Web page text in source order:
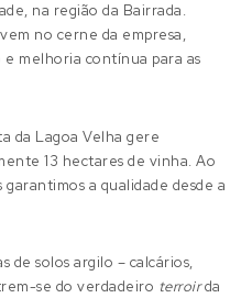
na região da Bairrada.
no cerne da empresa,
melhoria contínua para as
da Lagoa Velha gere
13 hectares de vinha. Ao
a qualidade desde a
de solos argilo – calcários,
se do verdadeiro terroirda